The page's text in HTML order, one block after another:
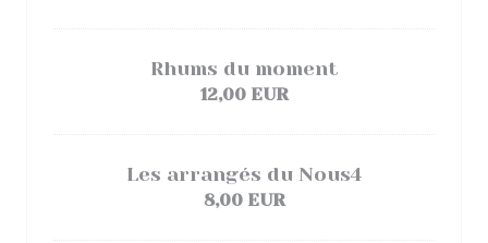
Rhums du moment
12,00 EUR
Les arrangés du Nous4
8,00 EUR